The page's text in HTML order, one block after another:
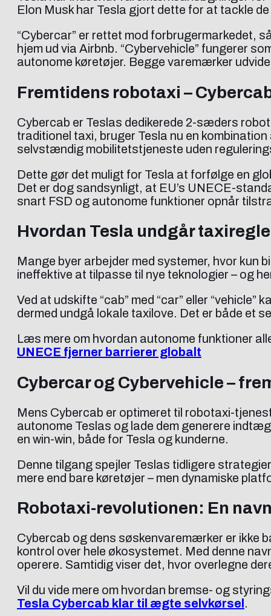
Elon Musk har Tesla gjort dette for at tackle
“Cybercar” er rettet mod forbrugermarkedet,
hjem ud via Airbnb. “Cybervehicle” fungerer
autonome køretøjer. Begge varemærker
Fremtidens robotaxi –
Cybercab er Teslas dedikerede 2-sæders
traditionel taxi, bruger Tesla nu en
selvstændig mobilitetstjeneste uden
Dette gør det muligt for Tesla at forfølge en
Det er dog sandsynligt, at EU’s UNECE-
snart FSD og autonome funktioner opnår
Hvordan Tesla undgår
Mange byer arbejder med systemer, hvor kun
ineffektive at tilpasse til nye teknologier – og
Ved at udskifte “cab” med “car” eller
dermed undgå lokale taxilove. Det er både et
Læs mere om hvordan autonome funktioner
UNECE fjerner barrierer globalt
Cybercar og Cybervehicle –
Mens Cybercab er optimeret til robotaxi-
autonome Teslas og lade dem generere
en win-win, både for Tesla og kunderne.
Denne tilgang spejler Teslas tidligere
mere end bare køretøjer – men dynamiske
Robotaxi-revolutionen: En
Cybercab og dens søskenvaremærker er ikke
kontrol over hele økosystemet. Med denne
operere. Samtidig viser det, hvor overlegne
Vil du vide mere om hvordan bremse- og
Tesla Cybercab klar til ægte selvkørsel .